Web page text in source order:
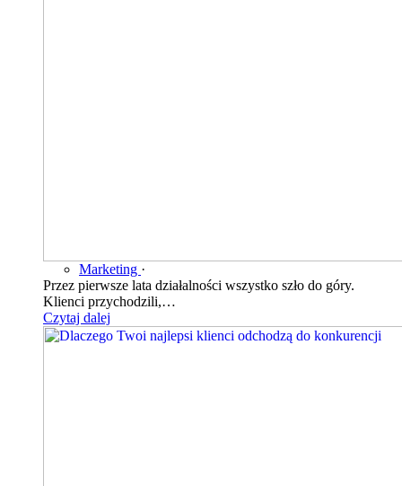
Marketing ·
Przez pierwsze lata działalności wszystko szło do góry.
Klienci przychodzili,…
Czytaj dalej